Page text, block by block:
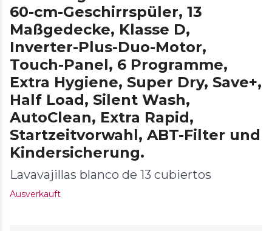
60-cm-Geschirrspüler, 13
Maßgedecke, Klasse D,
Inverter-Plus-Duo-Motor,
Touch-Panel, 6 Programme,
Extra Hygiene, Super Dry, Save+,
Half Load, Silent Wash,
AutoClean, Extra Rapid,
Startzeitvorwahl, ABT-Filter und
Kindersicherung.
Lavavajillas blanco de 13 cubiertos
Ausverkauft